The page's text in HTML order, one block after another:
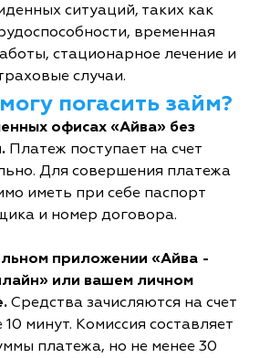
ситуаций, таких как
временная
стационарное лечение и
случаи.
погасить займ?
офисах «Айва» без
Платеж поступает на счет
Для совершения платежа
иметь при себе паспорт
и номер договора.
приложении «Айва -
или вашем личном
Средства зачисляются на счет
10 минут. Комиссия составляет
платежа, но не менее 30